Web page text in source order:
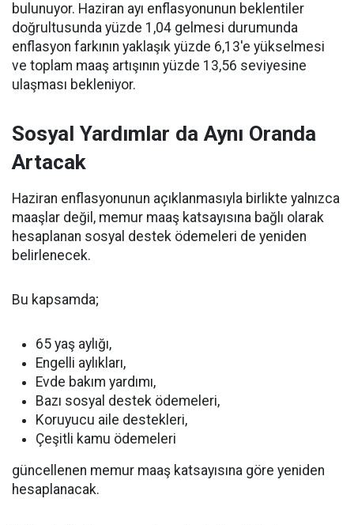
bulunuyor. Haziran ayı enflasyonunun beklentiler
doğrultusunda yüzde 1,04 gelmesi durumunda
enflasyon farkının yaklaşık yüzde 6,13'e yükselmesi
ve toplam maaş artışının yüzde 13,56 seviyesine
ulaşması bekleniyor.
Sosyal Yardımlar da Aynı Oranda
Artacak
Haziran enflasyonunun açıklanmasıyla birlikte yalnızca
maaşlar değil, memur maaş katsayısına bağlı olarak
hesaplanan sosyal destek ödemeleri de yeniden
belirlenecek.
Bu kapsamda;
65 yaş aylığı,
Engelli aylıkları,
Evde bakım yardımı,
Bazı sosyal destek ödemeleri,
Koruyucu aile destekleri,
Çeşitli kamu ödemeleri
güncellenen memur maaş katsayısına göre yeniden
hesaplanacak.